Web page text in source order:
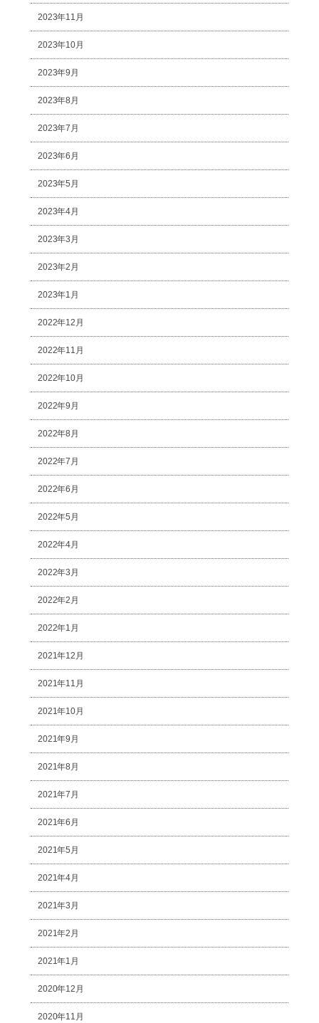
2023年11月
2023年10月
2023年9月
2023年8月
2023年7月
2023年6月
2023年5月
2023年4月
2023年3月
2023年2月
2023年1月
2022年12月
2022年11月
2022年10月
2022年9月
2022年8月
2022年7月
2022年6月
2022年5月
2022年4月
2022年3月
2022年2月
2022年1月
2021年12月
2021年11月
2021年10月
2021年9月
2021年8月
2021年7月
2021年6月
2021年5月
2021年4月
2021年3月
2021年2月
2021年1月
2020年12月
2020年11月